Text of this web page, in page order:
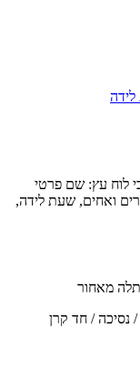
לוח עץ: שם פרטי
ואחים, שעת לידה,